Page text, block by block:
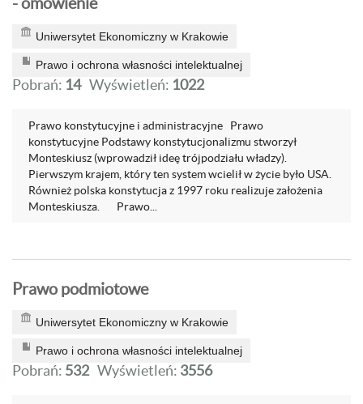
Uniwersytet Ekonomiczny w Krakowie
Prawo i ochrona własności intelektualnej
Pobrań: 14 Wyświetleń: 1022
Prawo konstytucyjne i administracyjne Prawo
konstytucyjne Podstawy konstytucjonalizmu stworzył
Monteskiusz (wprowadził ideę trójpodziału władzy).
Pierwszym krajem, który ten system wcielił w życie było USA.
Również polska konstytucja z 1997 roku realizuje założenia
Monteskiusza. Prawo...
Prawo podmiotowe
Uniwersytet Ekonomiczny w Krakowie
Prawo i ochrona własności intelektualnej
Pobrań: 532 Wyświetleń: 3556